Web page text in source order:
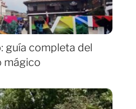
guía completa del
mágico